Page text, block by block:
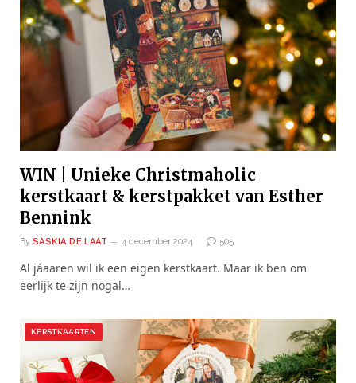
WIN | Unieke Christmaholic
kerstkaart & kerstpakket van Esther
Bennink
By SASKIA DE LAAT 4 december 2024 505
Al jáaaren wil ik een eigen kerstkaart. Maar ik ben om
eerlijk te zijn nogal…
KERSTKAARTEN